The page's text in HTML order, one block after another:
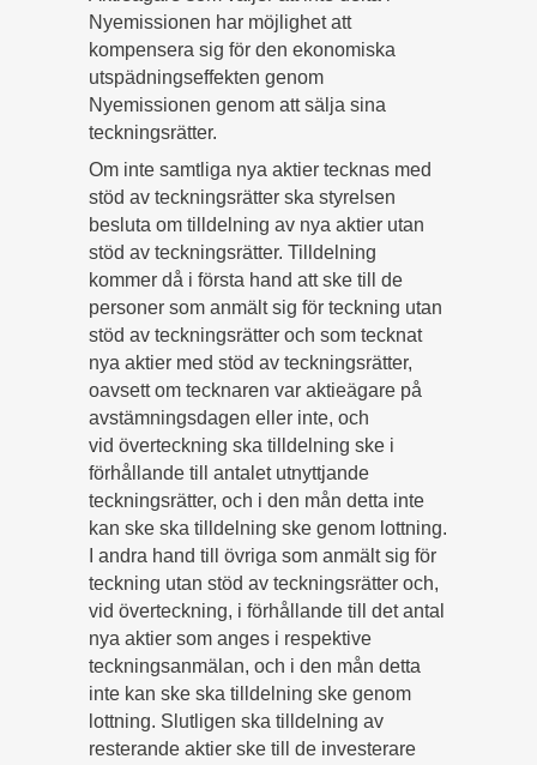
Nyemissionen har möjlighet att
kompensera sig för den ekonomiska
utspädningseffekten genom
Nyemissionen genom att sälja sina
teckningsrätter.
Om inte samtliga nya aktier tecknas med
stöd av teckningsrätter ska styrelsen
besluta om tilldelning av nya aktier utan
stöd av teckningsrätter. Tilldelning
kommer då i första hand att ske till de
personer som anmält sig för teckning utan
stöd av teckningsrätter och som tecknat
nya aktier med stöd av teckningsrätter,
oavsett om tecknaren var aktieägare på
avstämningsdagen eller inte, och
vid överteckning ska tilldelning ske i
förhållande till antalet utnyttjande
teckningsrätter, och i den mån detta inte
kan ske ska tilldelning ske genom lottning.
I andra hand till övriga som anmält sig för
teckning utan stöd av teckningsrätter och,
vid överteckning, i förhållande till det antal
nya aktier som anges i respektive
teckningsanmälan, och i den mån detta
inte kan ske ska tilldelning ske genom
lottning. Slutligen ska tilldelning av
resterande aktier ske till de investerare